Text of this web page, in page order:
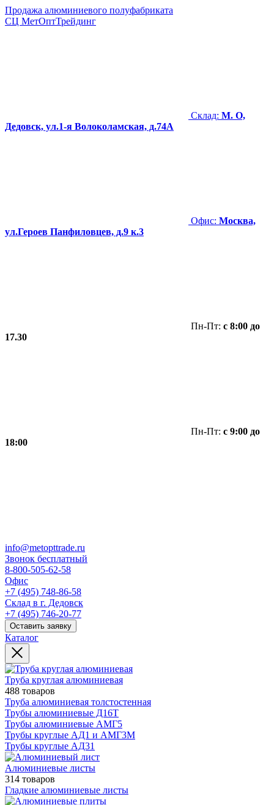
Продажа алюминиевого полуфабриката
СЦ МетОптТрейдинг
Склад: М. О,
Дедовск, ул.1-я Волоколамская, д.74А
Офис: Москва,
ул.Героев Панфиловцев, д.9 к.3
Пн-Пт: с 8:00 до
17.30
Пн-Пт: с 9:00 до
18:00
info@metopttrade.ru
Звонок бесплатный
8-800-505-62-58
Офис
+7 (495) 748-86-58
Склад в г. Дедовск
+7 (495) 746-20-77
Оставить заявку
Каталог
Труба круглая алюминиевая
488 товаров
Труба алюминиевая толстостенная
Трубы алюминиевые Д16Т
Трубы алюминиевые АМГ5
Трубы круглые АД1 и АМГ3М
Трубы круглые АД31
Алюминиевые листы
314 товаров
Гладкие алюминиевые листы